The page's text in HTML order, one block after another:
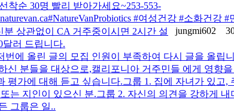
착순 30명 빨리 받아가세요~253-553-
#여성건강 #소화건강 #
분 상관없이 CA 거주중이시면 2시간 설
달러 드립니다.
jungmi602
번에 올린 글의 모집 인원이 부족하여 다시 글을 올립
신 분들을 대상으로,캘리포니아 거주민들 에게 영향을
평가에 대해 듣고 싶습니다.그룹 1. 집에 자녀가 있고,
는 지인이 있으신 분.그룹 2. 자신의 의견을 강하게 내
그룹은 일..